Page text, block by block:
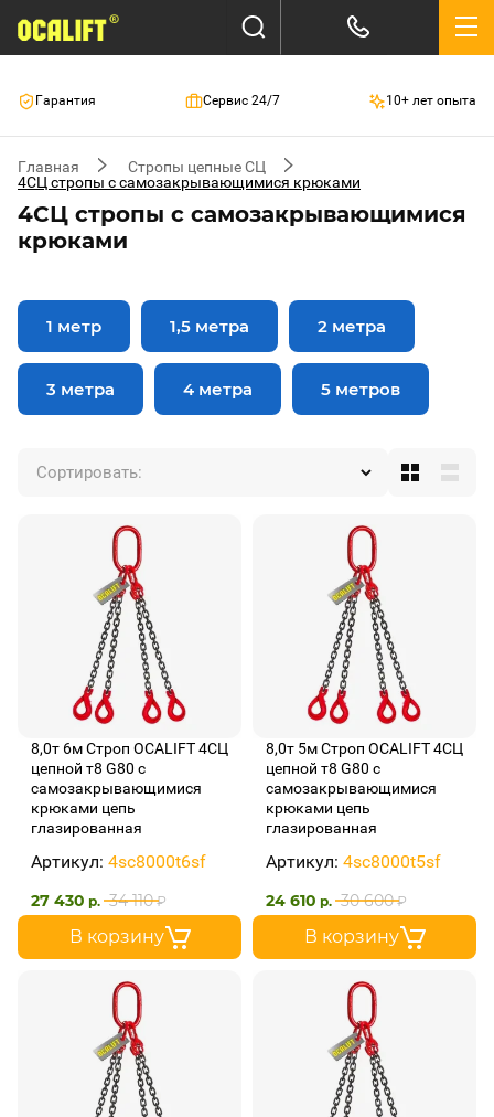
Гарантия Сервис 24/7 10+ лет опыта
Главная
Стропы цепные СЦ
4СЦ стропы с самозакрывающимися крюками
4СЦ стропы с самозакрывающимися
крюками
1 метр 1,5 метра 2 метра
3 метра 4 метра 5 метров
Сортировать:
8,0т 6м Строп OCALIFT 4СЦ
цепной т8 G80 с
самозакрывающимися
крюками цепь
глазированная
Артикул: 4sc8000t6sf
34 110 ₽
27 430 р.
В корзину
8,0т 5м Строп OCALIFT 4СЦ
цепной т8 G80 с
самозакрывающимися
крюками цепь
глазированная
Артикул: 4sc8000t5sf
30 600 ₽
24 610 р.
В корзину